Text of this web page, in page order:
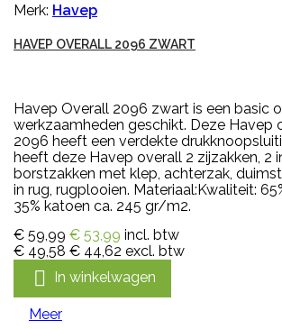
Merk: Havep
HAVEP OVERALL 2096 ZWART
Havep Overall 2096 zwart is een basic
werkzaamheden geschikt. Deze Havep
2096 heeft een verdekte
heeft deze Havep overall 2 zijzakken, 2
borstzakken met klep, achterzak,
in rug, rugplooien. Materiaal:Kwaliteit:
35% katoen ca. 245 gr/m2.
€ 59,99 € 53,99 incl. btw
€ 49,58 € 44,62 excl. btw
 In winkelwagen
Meer